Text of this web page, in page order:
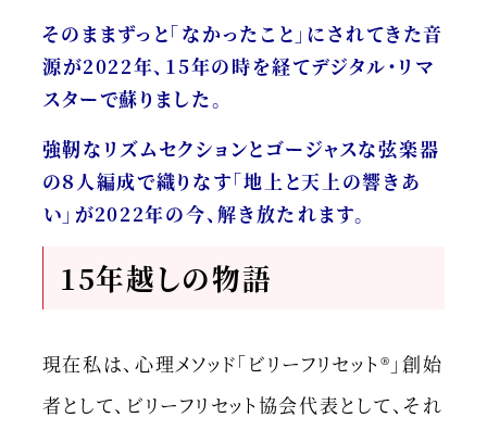
そのままずっと「なかったこと」にされてきた音
源が2022年、15年の時を経てデジタル・リマ
スターで蘇りました。
強靭なリズムセクションとゴージャスな弦楽器
の８人編成で織りなす「地上と天上の響きあ
い」が2022年の今、解き放たれます。
15年越しの物語
現在私は、心理メソッド「ビリーフリセット®︎」創始
者として、ビリーフリセット協会代表として、それ